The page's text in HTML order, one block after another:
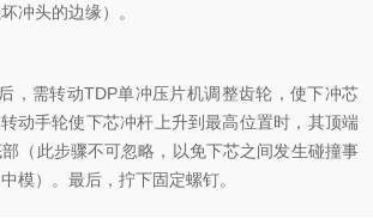
冲头的边缘）。
需转动TDP单冲压片机调整齿轮，使下冲芯
动手轮使下芯冲杆上升到最高位置时，其顶端
（此步骤不可忽略，以免下芯之间发生碰撞事
模）。最后，拧下固定螺钉。